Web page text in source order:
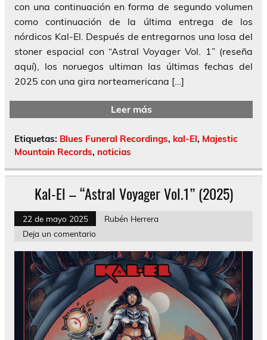
con una continuación en forma de segundo volumen
como continuación de la última entrega de los
nórdicos Kal-El. Después de entregarnos una losa del
stoner espacial con “Astral Voyager Vol. 1” (reseña
aquí), los noruegos ultiman las últimas fechas del
2025 con una gira norteamericana […]
Leer más
Etiquetas: Blues Funeral Recordings, kal-El, Majestic
Mountain Records, noticias
Kal-El – “Astral Voyager Vol.1” (2025)
22 de mayo 2025
Rubén Herrera
Deja un comentario